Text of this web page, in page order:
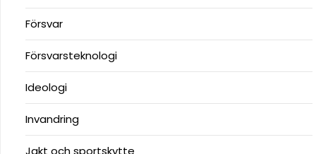
Försvar
Försvarsteknologi
Ideologi
Invandring
Jakt och sportskytte